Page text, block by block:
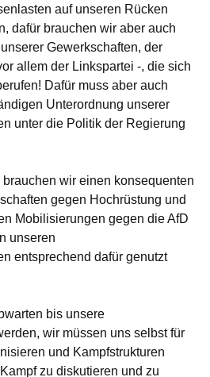
auf unseren Rücken
dafür brauchen wir aber auch
Gewerkschaften, der
allem der Linkspartei -, die sich
Dafür muss aber auch
Unterordnung unserer
unter die Politik der Regierung
wir einen konsequenten
gegen Hochrüstung und
Mobilisierungen gegen die AfD
unseren
entsprechend dafür genutzt
bis unsere
wir müssen uns selbst für
und Kampfstrukturen
zu diskutieren und zu